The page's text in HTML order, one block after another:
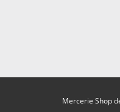
Mercerie Shop